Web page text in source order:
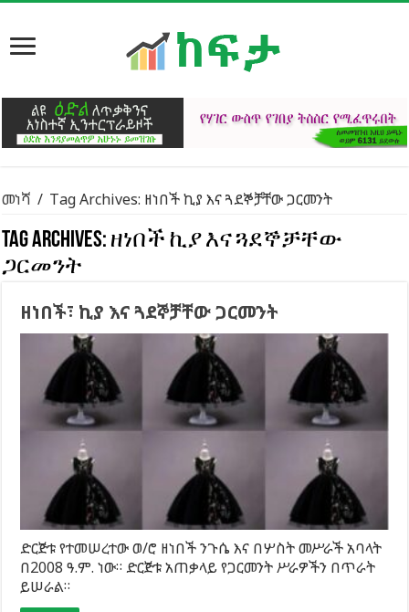
መነሻ / Tag Archives: ዘነበች ኪያ እና ጓደኞቻቸው ጋርመንት
Tag Archives: ዘነበች ኪያ እና ጓደኞቻቸው
ጋርመንት
ዘነበች፣ ኪያ እና ጓደኞቻቸው ጋርመንት
ድርጅቱ የተመሠረተው ወ/ሮ ዘነበች ንጉሴ እና በሦስት መሥራች አባላት
በ2008 ዓ.ም. ነው። ድርጅቱ አጠቃላይ የጋርመንት ሥራዎችን በጥራት
ይሠራል።